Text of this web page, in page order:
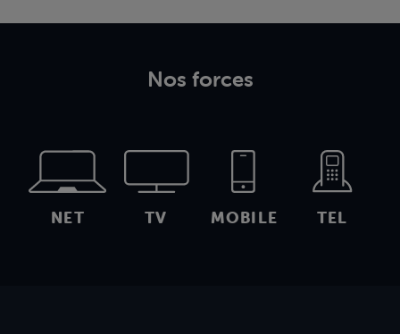
Nos forces
NET TV MOBILE TEL